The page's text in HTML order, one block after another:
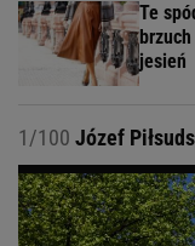
Te
jesień
1/100 Józef